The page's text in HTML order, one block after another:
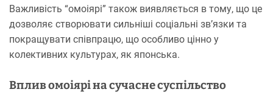
Важливість “омоіярі” також виявляється в тому, що це
дозволяє створювати сильніші соціальні зв’язки та
покращувати співпрацю, що особливо цінно у
колективних культурах, як японська.
Вплив омоіярі на сучасне суспільство